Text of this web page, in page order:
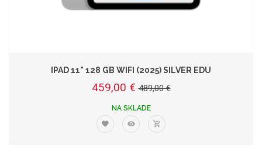
IPAD 11" 128 GB WIFI (2025) SILVER EDU
459,00 € 489,00 €
NA SKLADE